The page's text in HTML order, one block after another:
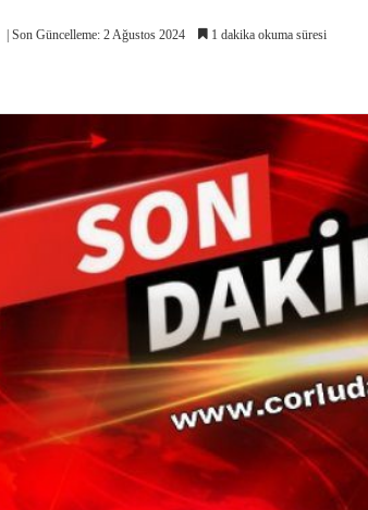
| Son Güncelleme: 2 Ağustos 2024 1 dakika okuma süresi